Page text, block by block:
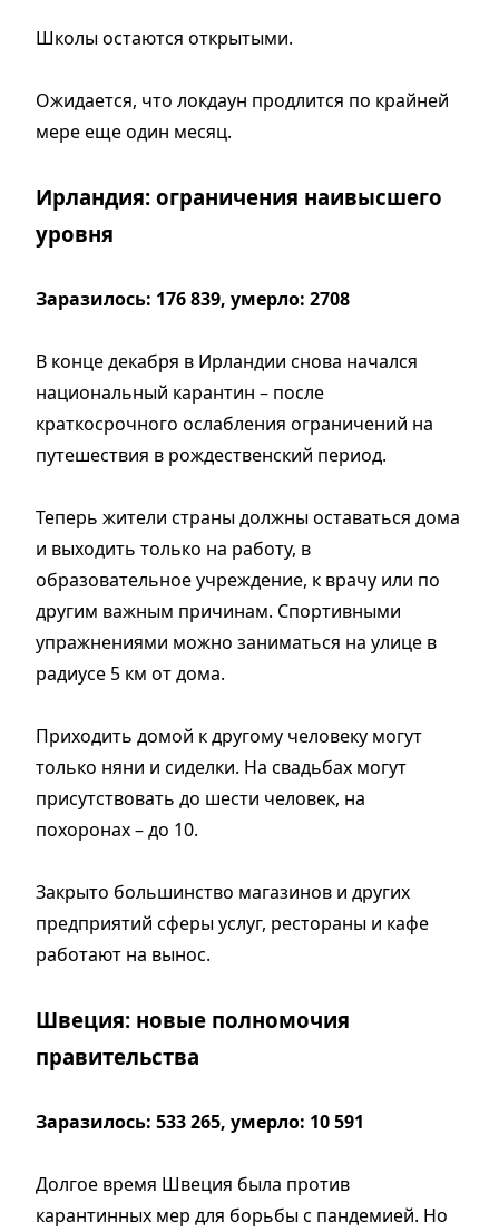
Школы остаются открытыми.
Ожидается, что локдаун продлится по крайней
мере еще один месяц.
Ирландия: ограничения наивысшего
уровня
Заразилось: 176 839, умерло: 2708
В конце декабря в Ирландии снова начался
национальный карантин – после
краткосрочного ослабления ограничений на
путешествия в рождественский период.
Теперь жители страны должны оставаться дома
и выходить только на работу, в
образовательное учреждение, к врачу или по
другим важным причинам. Спортивными
упражнениями можно заниматься на улице в
радиусе 5 км от дома.
Приходить домой к другому человеку могут
только няни и сиделки. На свадьбах могут
присутствовать до шести человек, на
похоронах – до 10.
Закрыто большинство магазинов и других
предприятий сферы услуг, рестораны и кафе
работают на вынос.
Швеция: новые полномочия
правительства
Заразилось: 533 265, умерло: 10 591
Долгое время Швеция была против
карантинных мер для борьбы с пандемией. Но